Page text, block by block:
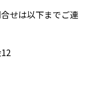
せは以下までご連